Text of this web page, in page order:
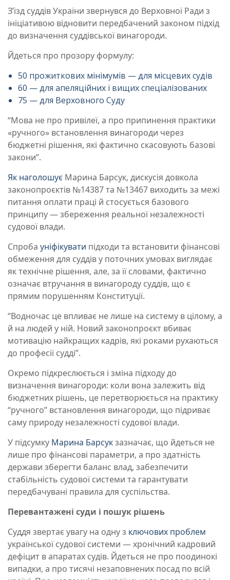
З’їзд суддів України звернувся до Верховної Ради з
ініціативою відновити передбачений законом підхід
до визначення суддівської винагороди.
Йдеться про прозору формулу:
50 прожиткових мінімумів — для місцевих судів
60 — для апеляційних і вищих спеціалізованих
75 — для Верховного Суду
“Мова не про привілеї, а про припинення практики
«ручного» встановлення винагороди через
бюджетні рішення, які фактично скасовують базові
закони”.
Як наголошує Марина Барсук, дискусія довкола
законопроєктів №14387 та №13467 виходить за межі
питання оплати праці й стосується базового
принципу — збереження реальної незалежності
судової влади.
Спроба уніфікувати підходи та встановити фінансові
обмеження для суддів у поточних умовах виглядає
як технічне рішення, але, за її словами, фактично
означає втручання в винагороду суддів, що є
прямим порушенням Конституції.
“Водночас це впливає не лише на систему в цілому, а
й на людей у ній. Новий законопроєкт вбиває
мотивацію найкращих кадрів, які роками рухаються
до професії судді”.
Окремо підкреслюється і зміна підходу до
визначення винагороди: коли вона залежить від
бюджетних рішень, це перетворюється на практику
“ручного” встановлення винагороди, що підриває
саму природу незалежності судової влади.
У підсумку Марина Барсукзазначає, що йдеться не
лише про фінансові параметри, а про здатність
держави зберегти баланс влад, забезпечити
стабільність судової системи та гарантувати
передбачувані правила для суспільства.
Перевантажені суди і пошук рішень
Суддя звертає увагу на одну з ключових проблем
української судової системи — хронічний кадровий
дефіцит в апаратах судів. Йдеться не про поодинокі
випадки, а про тисячі незаповнених посад по всій